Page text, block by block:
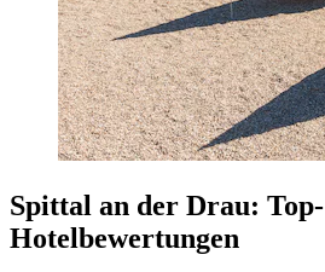
Spittal an der Drau: Top-
Hotelbewertungen